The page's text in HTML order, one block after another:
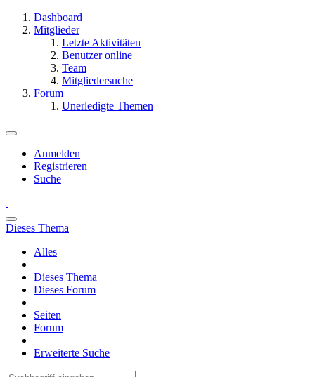
Dashboard
Mitglieder
Letzte Aktivitäten
Benutzer online
Team
Mitgliedersuche
Forum
Unerledigte Themen
Anmelden
Registrieren
Suche
Dieses Thema
Alles
Dieses Thema
Dieses Forum
Seiten
Forum
Erweiterte Suche